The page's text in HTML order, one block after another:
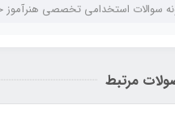
سوالات استخدامی تخصصی هنرآموز
مرتبط